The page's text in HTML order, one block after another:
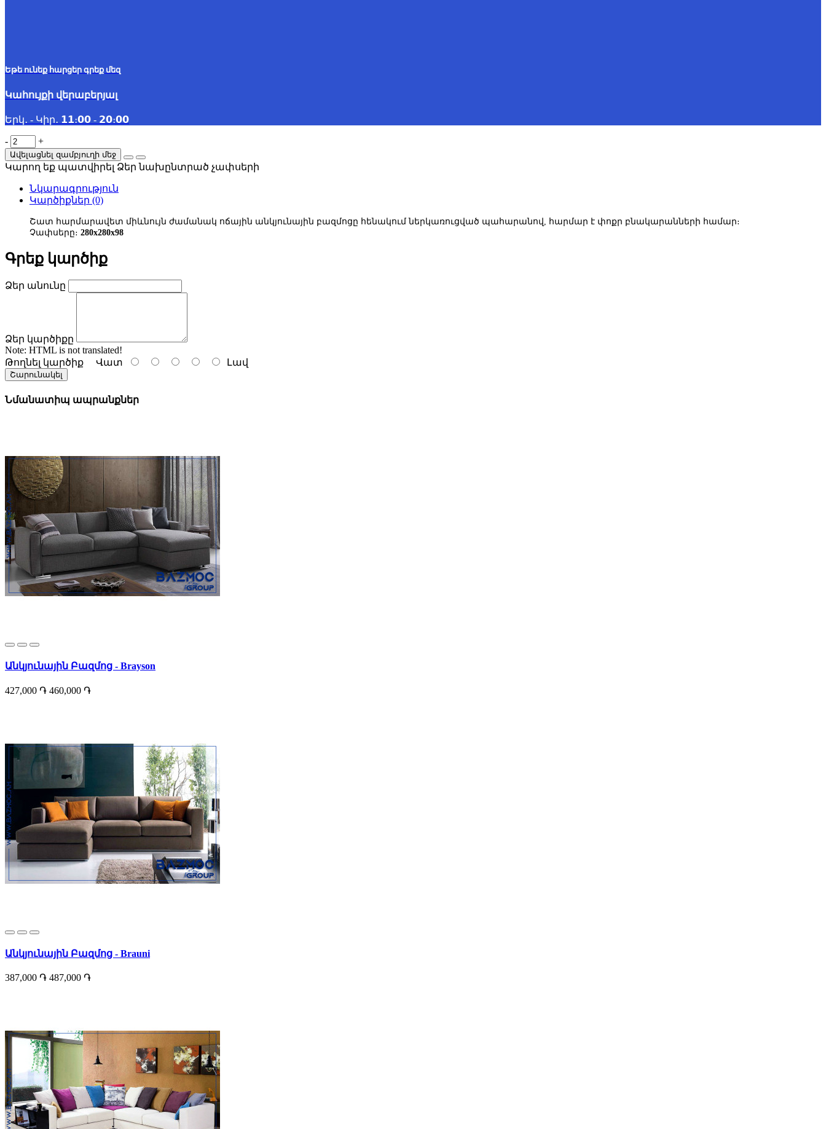
Եթե ունեք հարցեր գրեք մեզ
Կահույքի վերաբերյալ
Երկ․ - Կիր․ 𝟭𝟭։𝟬𝟬 - 𝟮𝟬։𝟬𝟬
- +
Ավելացնել զամբյուղի մեջ
Կարող եք պատվիրել Ձեր նախընտրած չափսերի
Նկարագրություն
Կարծիքներ (0)
Շատ հարմարավետ միևնույն ժամանակ ոճային անկյունային բազմոցը հենակում ներկառուցված պահարանով, հարմար է փոքր բնակարանների համար։
Չափսերը։ 280x280x98
Գրեք կարծիք
Ձեր անունը
Ձեր կարծիքը
Note: HTML is not translated!
Թողնել կարծիք Վատ Լավ
Շարունակել
Նմանատիպ ապրանքներ
Անկյունային Բազմոց - Brayson
427,000 ֏ 460,000 ֏
Անկյունային Բազմոց - Brauni
387,000 ֏ 487,000 ֏